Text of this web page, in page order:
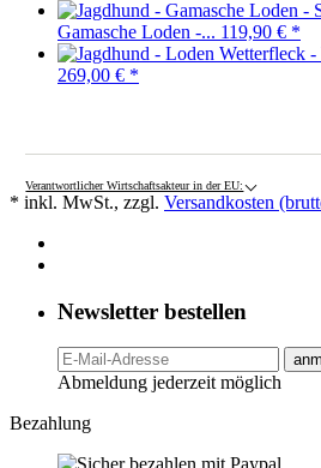
Gamasche Loden -... 119,90 € *
269,00 € *
Verantwortlicher Wirtschaftsakteur in der EU:
* inkl. MwSt., zzgl. Versandkosten
Newsletter bestellen
Abmeldung jederzeit möglich
Bezahlung